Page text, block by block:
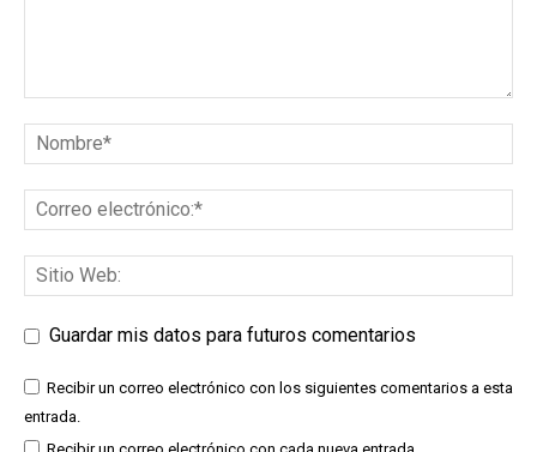
Guardar mis datos para futuros comentarios
Recibir un correo electrónico con los siguientes comentarios a esta
entrada.